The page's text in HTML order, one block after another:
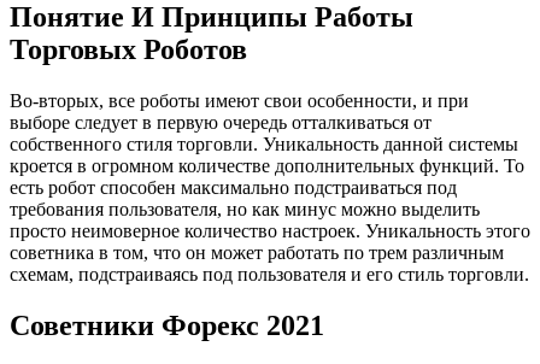
Понятие И Принципы Работы
Торговых Роботов
Во-вторых, все роботы имеют свои особенности, и при
выборе следует в первую очередь отталкиваться от
собственного стиля торговли. Уникальность данной системы
кроется в огромном количестве дополнительных функций. То
есть робот способен максимально подстраиваться под
требования пользователя, но как минус можно выделить
просто неимоверное количество настроек. Уникальность этого
советника в том, что он может работать по трем различным
схемам, подстраиваясь под пользователя и его стиль торговли.
Советники Форекс 2021